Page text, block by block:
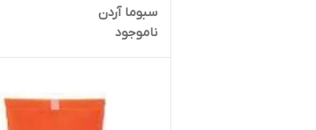
سبوما آردن
ناموجود